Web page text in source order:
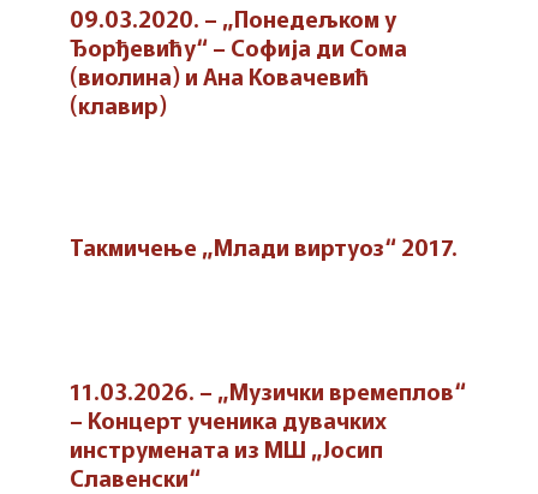
09.03.2020. – „Понедељком у
Ђорђевићу“ – Софија ди Сома
(виолина) и Ана Ковачевић
(клавир)
Такмичење „Млади виртуоз“ 2017.
11.03.2026. – „Музички времеплов“
– Концерт ученика дувачких
инструмената из МШ „Јосип
Славенски“